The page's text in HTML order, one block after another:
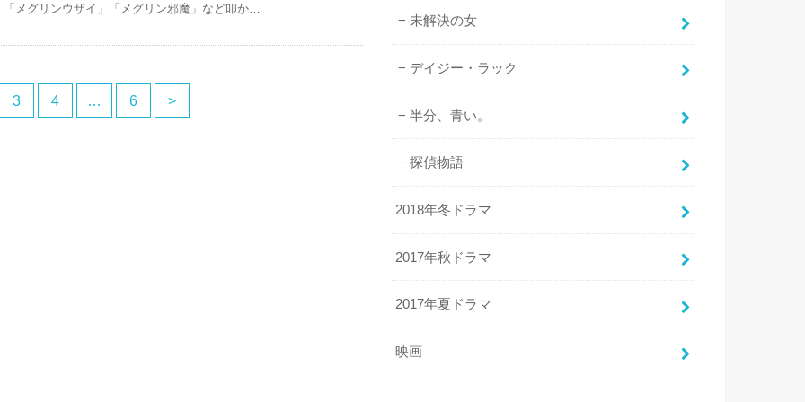
「メグリンウザイ」「メグリン邪魔」など叩か…
3 4 … 6 >
未解決の女
デイジー・ラック
半分、青い。
探偵物語
2018年冬ドラマ
2017年秋ドラマ
2017年夏ドラマ
映画